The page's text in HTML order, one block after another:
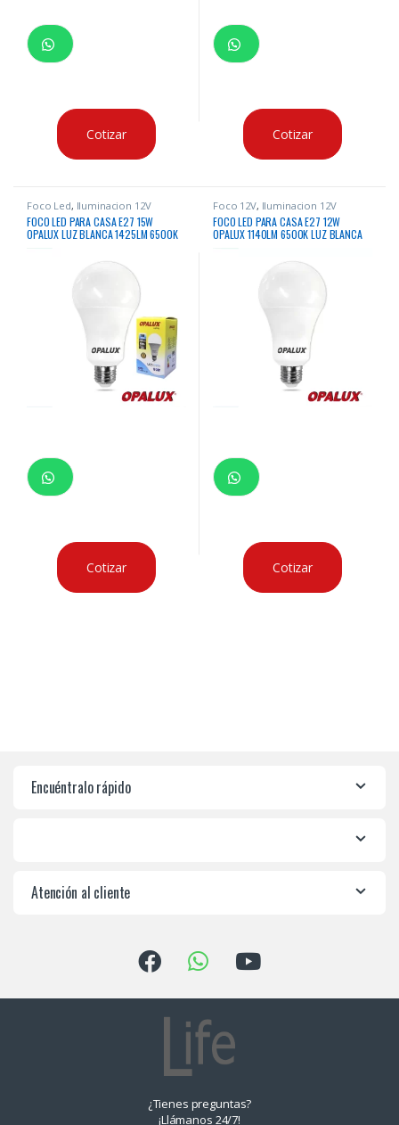
Cotizar Cotizar
Foco Led, Iluminacion 12V
FOCO LED PARA CASA E27 15W
OPALUX LUZ BLANCA 1425LM 6500K
Cotizar
Foco 12V, Iluminacion 12V
FOCO LED PARA CASA E27 12W
OPALUX 1140LM 6500K LUZ BLANCA
Cotizar
Encuéntralo rápido
Atención al cliente
¿Tienes preguntas?
¡Llámanos 24/7!